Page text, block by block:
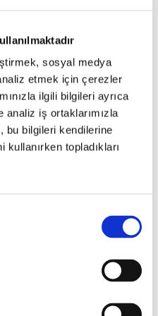
sosyal medya
etmek için çerezler
ilgili bilgileri ayrıca
analiz iş ortaklarımızla
bu bilgileri kendilerine
kullanırken topladıkları
ile sistem içinde
sunulması hedeflenmiştir.